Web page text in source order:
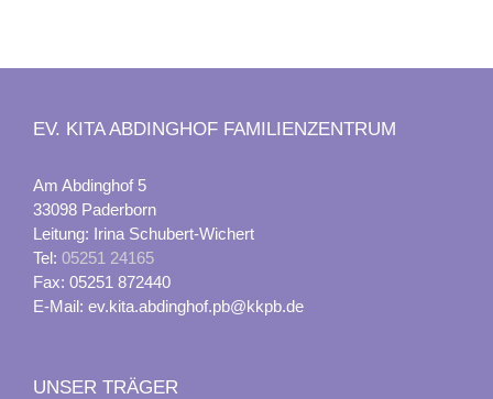
EV. KITA ABDINGHOF FAMILIENZENTRUM
Am Abdinghof 5
33098 Paderborn
Leitung: Irina Schubert-Wichert
Tel: 05251 24165
Fax: 05251 872440
E-Mail: ev.kita.abdinghof.pb@kkpb.de
UNSER TRÄGER